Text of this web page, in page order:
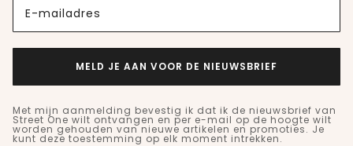
E-mailadres
MELD JE AAN VOOR DE NIEUWSBRIEF
Met mijn aanmelding bevestig ik dat ik de nieuwsbrief van
Street One wilt ontvangen en per e-mail op de hoogte wilt
worden gehouden van nieuwe artikelen en promoties. Je
kunt deze toestemming op elk moment intrekken.